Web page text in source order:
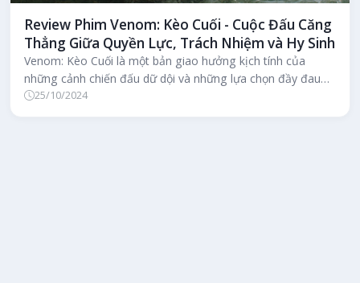
Review Phim Venom: Kèo Cuối - Cuộc Đấu Căng
Thẳng Giữa Quyền Lực, Trách Nhiệm và Hy Sinh
Venom: Kèo Cuối là một bản giao hưởng kịch tính của
những cảnh chiến đấu dữ dội và những lựa chọn đầy đau
đớn. Đây là một kết thúc...
25/10/2024